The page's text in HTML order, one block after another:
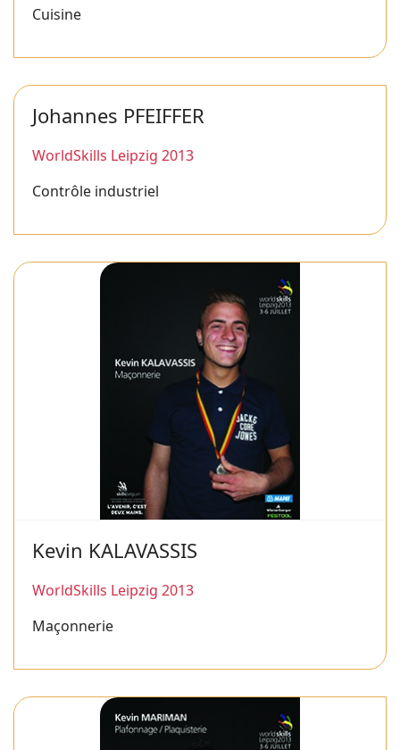
Cuisine
Johannes PFEIFFER
WorldSkills Leipzig 2013
Contrôle industriel
Kevin KALAVASSIS
WorldSkills Leipzig 2013
Maçonnerie